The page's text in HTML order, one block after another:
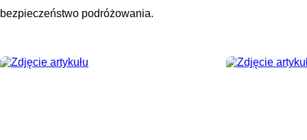
bezpieczeństwo podróżowania.